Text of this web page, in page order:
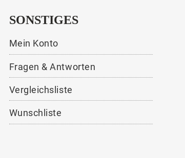
SONSTIGES
Mein Konto
Fragen & Antworten
Vergleichsliste
Wunschliste